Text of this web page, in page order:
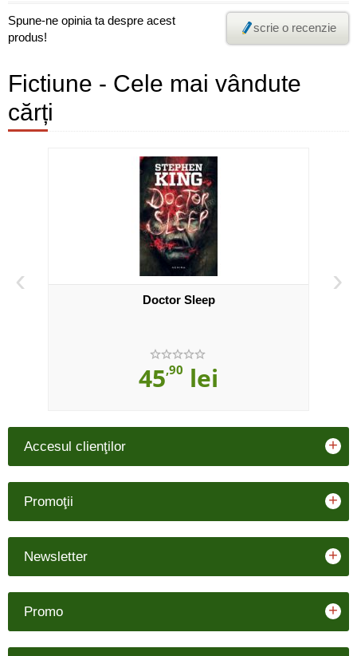
Spune-ne opinia ta despre acest
produs!
scrie o recenzie
Fictiune - Cele mai vândute
cărți
‹
Doctor Sleep
45,90 lei
›
Accesul clienţilor +
Promoţii +
Newsletter +
Promo +